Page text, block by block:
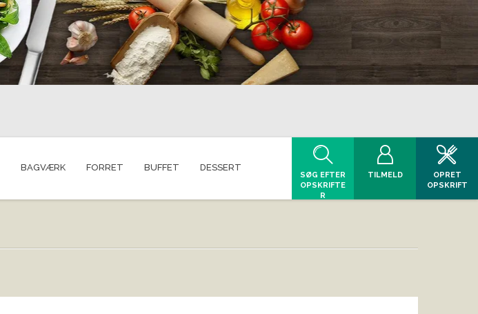
BAGVÆRK FORRET BUFFET DESSERT
SØG EFTER
OPSKRIFTE
R
TILMELD
OPRET
OPSKRIFT